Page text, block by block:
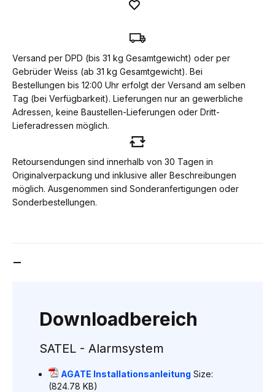
Versand per DPD (bis 31 kg Gesamtgewicht) oder per
Gebrüder Weiss (ab 31 kg Gesamtgewicht). Bei
Bestellungen bis 12:00 Uhr erfolgt der Versand am selben
Tag (bei Verfügbarkeit). Lieferungen nur an gewerbliche
Adressen, keine Baustellen-Lieferungen oder Dritt-
Lieferadressen möglich.
Retoursendungen sind innerhalb von 30 Tagen in
Originalverpackung und inklusive aller Beschreibungen
möglich. Ausgenommen sind Sonderanfertigungen oder
Sonderbestellungen.
Downloadbereich
SATEL - Alarmsystem
AGATE Installationsanleitung Size:
(824.78 KB)